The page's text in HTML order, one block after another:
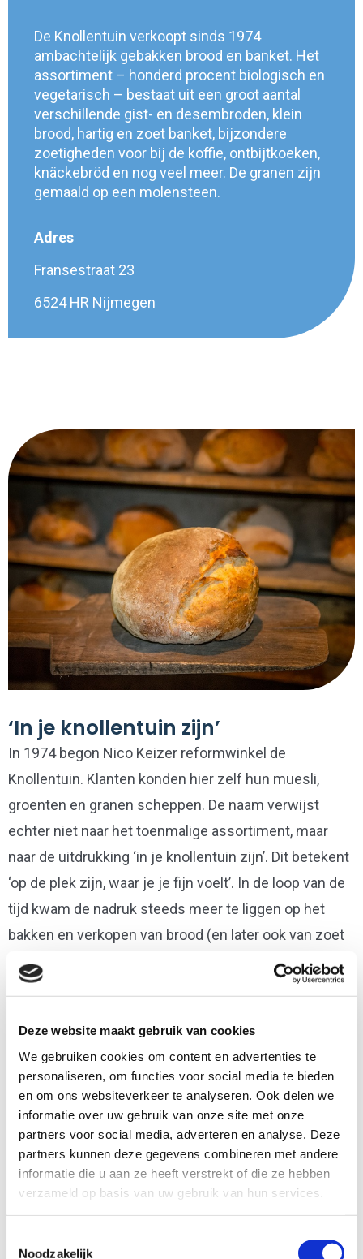
Deze website maakt gebruik van cookies
We gebruiken cookies om content en advertenties te
personaliseren, om functies voor social media te bieden
en om ons websiteverkeer te analyseren. Ook delen we
informatie over uw gebruik van onze site met onze
partners voor social media, adverteren en analyse. Deze
partners kunnen deze gegevens combineren met andere
informatie die u aan ze heeft verstrekt of die ze hebben
verzameld op basis van uw gebruik van hun services.
Noodzakelijk
De Knollentuin verkoopt sinds 1974
ambachtelijk gebakken brood en banket. Het
assortiment – honderd procent biologisch en
vegetarisch – bestaat uit een groot aantal
verschillende gist- en desembroden, klein
brood, hartig en zoet banket, bijzondere
zoetigheden voor bij de koffie, ontbijtkoeken,
knäckebröd en nog veel meer. De granen zijn
gemaald op een molensteen.
Adres
Fransestraat 23
6524 HR Nijmegen
‘In je knollentuin zijn’
In 1974 begon Nico Keizer reformwinkel de
Knollentuin. Klanten konden hier zelf hun muesli,
groenten en granen scheppen. De naam verwijst
echter niet naar het toenmalige assortiment, maar
naar de uitdrukking ‘in je knollentuin zijn’. Dit betekent
‘op de plek zijn, waar je je fijn voelt’. In de loop van de
tijd kwam de nadruk steeds meer te liggen op het
bakken en verkopen van brood (en later ook van zoet
en hartig banket). In 2017 namen Jeroen, Bas en Anke
het stokje over. Samen met het personeel willen zij
verkopen van goede, lekkere producten met aandacht
voor mens-, dier- en milieuvriendelijkheid.